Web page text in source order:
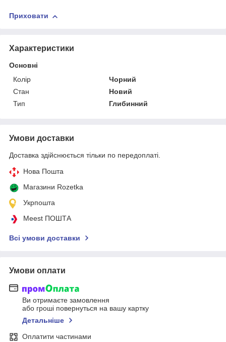
Приховати
Характеристики
Основні
Колір
Чорний
Стан
Новий
Тип
Глибинний
Умови доставки
Доставка здійснюється тільки по передоплаті.
Нова Пошта
Магазини Rozetka
Укрпошта
Meest ПОШТА
Всі умови доставки
Умови оплати
Ви отримаєте замовлення
або гроші повернуться на вашу картку
Детальніше
Оплатити частинами